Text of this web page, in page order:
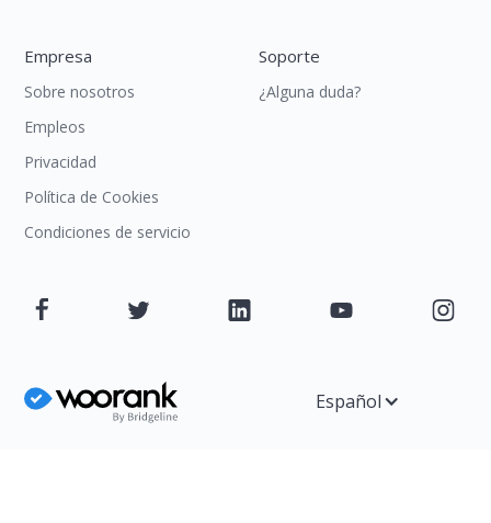
Empresa
Sobre nosotros
Empleos
Privacidad
Política de Cookies
Condiciones de servicio
Soporte
¿Alguna duda?
Español